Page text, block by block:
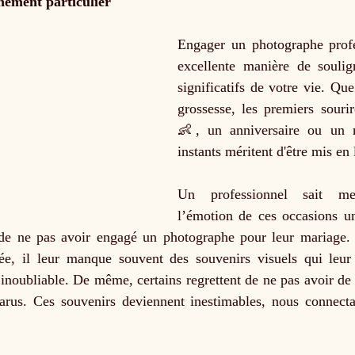
Engager un photographe
excellente manière de
significatifs de votre vie.
grossesse, les premiers
👶, un anniversaire ou un
instants méritent d'être mis en
Un professionnel sait
l’émotion de ces occasions
ne pas avoir engagé un photographe pour leur
il leur manque souvent des souvenirs visuels qui leur
De même, certains regrettent de ne pas avoir
Ces souvenirs deviennent inestimables, nous